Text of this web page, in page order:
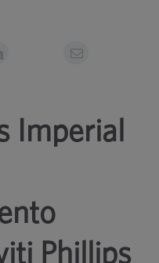
Imperial
Phillips